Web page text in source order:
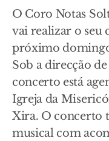
O Coro Notas
vai realizar o seu
próximo
Sob a direcção
concerto está
Igreja da
Xira. O concerto
musical com